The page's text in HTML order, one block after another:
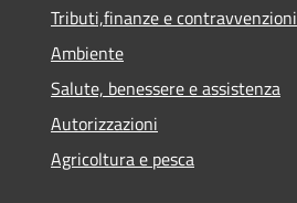
Tributi,finanze e contravvenzioni
Ambiente
Salute, benessere e assistenza
Autorizzazioni
Agricoltura e pesca